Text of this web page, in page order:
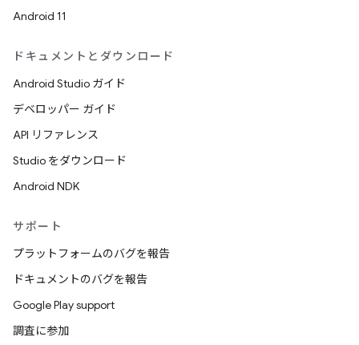
Android 11
ドキュメントとダウンロード
Android Studio ガイド
デベロッパー ガイド
API リファレンス
Studio をダウンロード
Android NDK
サポート
プラットフォームのバグを報告
ドキュメントのバグを報告
Google Play support
調査に参加